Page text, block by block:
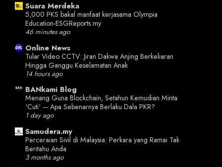
Suara Merdeka
5,000 PKS bakal manfaat kerjasama Olympia
Education-ESGReports.my
46 minutes ago
Online News
Tular Video CCTV: Jiran Dakwa Anjing Berkeliaran
Hingga Ganggu Keselamatan Anak
14 hours ago
BANkami Blog
Menang Guna Blockchain, Setahun Kemudian Minta
'Cuti' – Apa Sebenarnya Berlaku Dala PKR?
1 day ago
Samudera.my
Perceraian Sivil di Malaysia: Perkara yang Ramai Tak
Beritahu Anda
3 months ago